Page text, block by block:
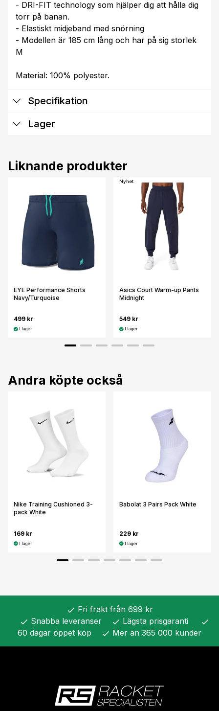
- DRI-FIT technology som hjälper dig att hålla dig
torr på banan.
- Elastiskt midjeband med snörning
- Modellen är 185 cm lång och har på sig storlek
M
Material: 100% polyester.
Specifikation
Lager
Liknande produkter
EYE Performance Shorts
Navy/Turquoise
499 kr
I lager
Nyhet
Asics Court Warm-up Pants
Midnight
549 kr
I lager
Andra köpte också
Nike Training Cushioned 3-
pack White
169 kr
I lager
Babolat 3 Pairs Pack White
229 kr
I lager
check Fri frakt från 699 kr
check Snabba leveranser check Lägsta prisgaranti check
60 dagar öppet köp check Mer än 365 000 kunder